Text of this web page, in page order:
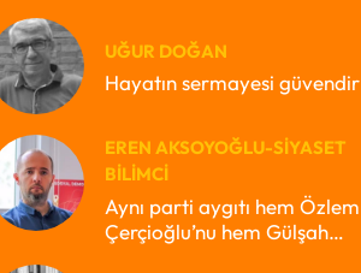
UĞUR DOĞAN
Hayatın sermayesi güvendir
EREN AKSOYOĞLU-SIYASET
BILIMCI
Aynı parti aygıtı hem Özlem
Çerçioğlu’nu hem Gülşah